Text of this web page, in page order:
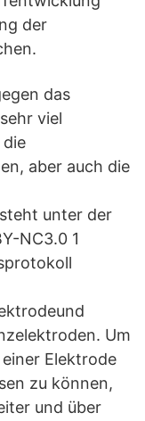
der
das
viel
aber auch die
unter der
NC3.0 1
Um
Elektrode
zu können,
und über